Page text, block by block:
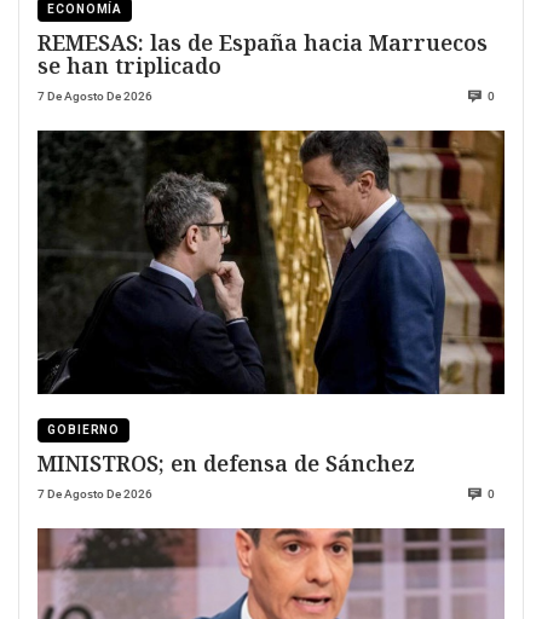
ECONOMÍA
REMESAS: las de España hacia Marruecos
se han triplicado
7 De Agosto De 2026 0
GOBIERNO
MINISTROS; en defensa de Sánchez
7 De Agosto De 2026 0